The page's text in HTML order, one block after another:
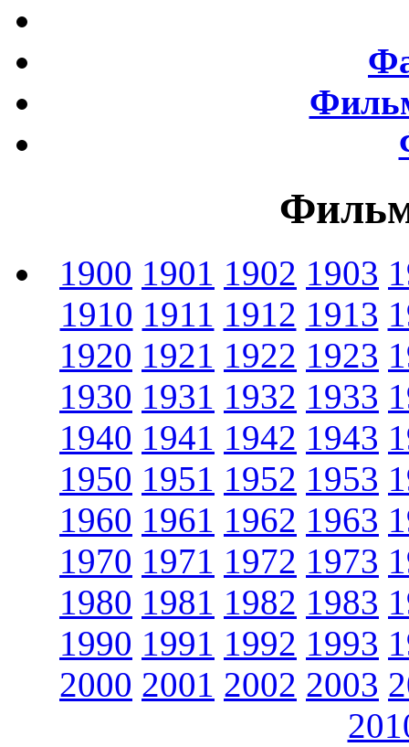
1900 1901 1902 1903
1910 1911 1912 1913
1920 1921 1922 1923
1930 1931 1932 1933
1940 1941 1942 1943
1950 1951 1952 1953
1960 1961 1962 1963
1970 1971 1972 1973
1980 1981 1982 1983
1990 1991 1992 1993
2000 2001 2002 2003